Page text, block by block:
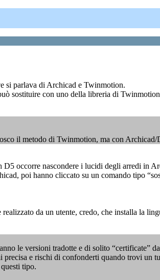
si parlava di Archicad e Twinmotion.
sostituire con uno della libreria di
il metodo di Twinmotion, ma con
occorre nascondere i lucidi degli arredi in
poi hanno cliccato su un comando tipo
da un utente, credo, che installa la
le versioni tradotte e di solito “certificate”
precisa e rischi di confonderti quando trovi un
tipo.